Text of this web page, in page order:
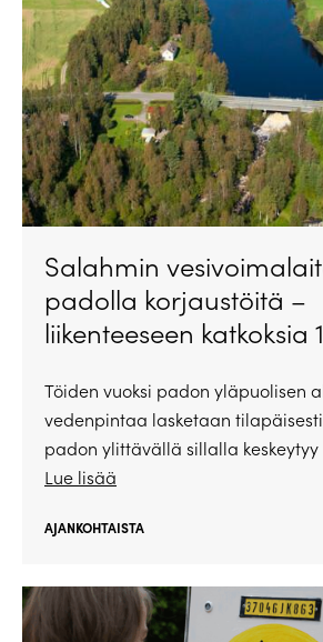
Salahmin
padolla korjaustöitä –
liikenteeseen katkoksia
Töiden vuoksi padon yläpuolisen
vedenpintaa lasketaan
padon ylittävällä sillalla
Lue lisää
AJANKOHTAISTA